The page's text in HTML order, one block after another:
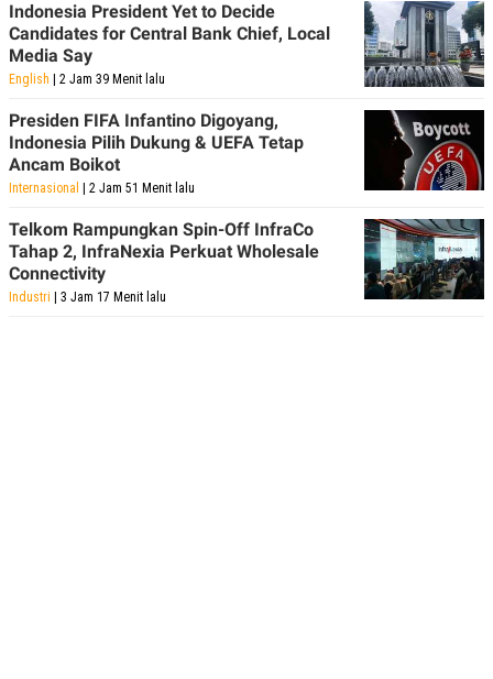
Indonesia President Yet to Decide
Candidates for Central Bank Chief, Local
Media Say
English | 2 Jam 39 Menit lalu
Presiden FIFA Infantino Digoyang,
Indonesia Pilih Dukung & UEFA Tetap
Ancam Boikot
Internasional | 2 Jam 51 Menit lalu
Telkom Rampungkan Spin-Off InfraCo
Tahap 2, InfraNexia Perkuat Wholesale
Connectivity
Industri | 3 Jam 17 Menit lalu